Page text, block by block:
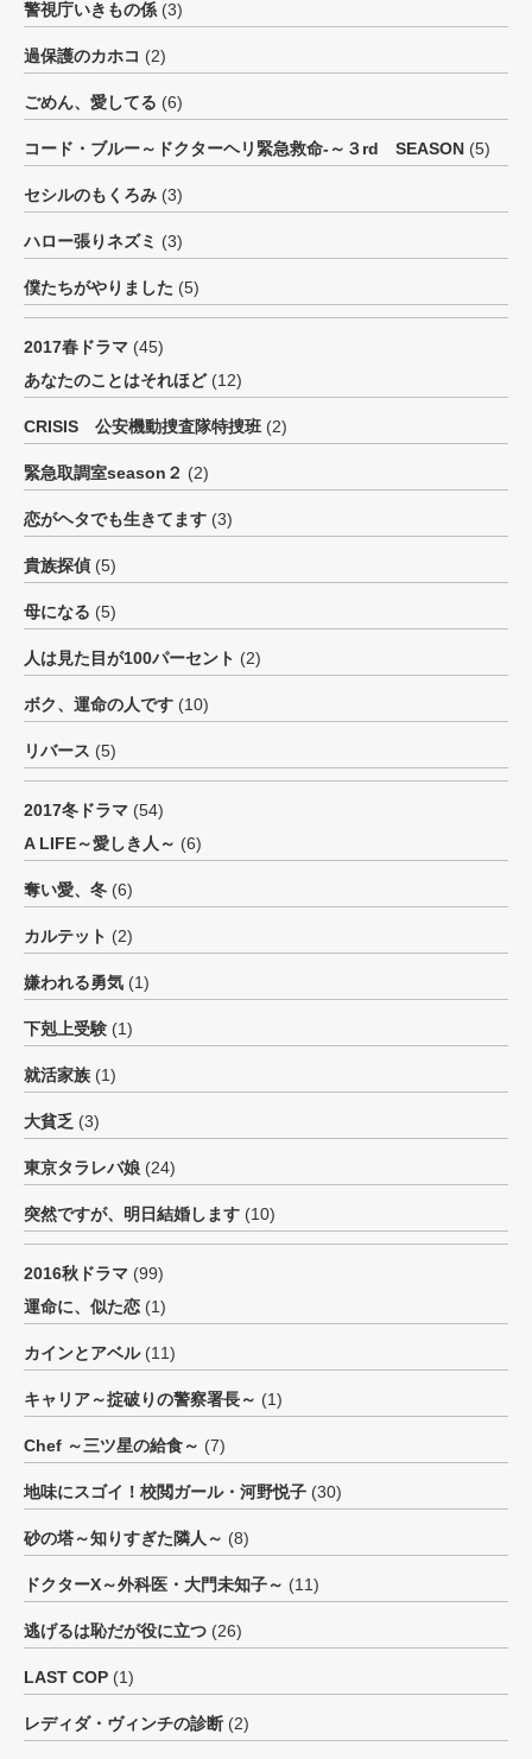
警視庁いきもの係 (3)
過保護のカホコ (2)
ごめん、愛してる (6)
コード・ブルー～ドクターヘリ緊急救命-～３rd SEASON (5)
セシルのもくろみ (3)
ハロー張りネズミ (3)
僕たちがやりました (5)
2017春ドラマ (45)
あなたのことはそれほど(12)
CRISIS 公安機動捜査隊特捜班 (2)
緊急取調室season２ (2)
恋がヘタでも生きてます (3)
貴族探偵 (5)
母になる (5)
人は見た目が100パーセント (2)
ボク、運命の人です (10)
リバース (5)
2017冬ドラマ (54)
A LIFE～愛しき人～ (6)
奪い愛、冬 (6)
カルテット (2)
嫌われる勇気 (1)
下剋上受験 (1)
就活家族 (1)
大貧乏 (3)
東京タラレバ娘 (24)
突然ですが、明日結婚します (10)
2016秋ドラマ (99)
運命に、似た恋 (1)
カインとアベル(11)
キャリア～掟破りの警察署長～ (1)
Chef ～三ツ星の給食～ (7)
地味にスゴイ！校閲ガール・河野悦子 (30)
砂の塔～知りすぎた隣人～ (8)
ドクターX～外科医・大門未知子～ (11)
逃げるは恥だが役に立つ (26)
LAST COP (1)
レディダ・ヴィンチの診断 (2)